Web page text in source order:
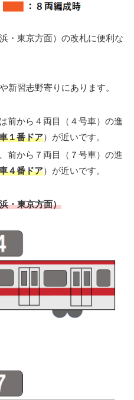
・東京方面）の改札に便利な
新習志野寄りにあります。
は前から４両目（４号車）の進
１番ドア）が近いです。
前から７両目（７号車）の進
４番ドア）が近いです。
・東京方面）